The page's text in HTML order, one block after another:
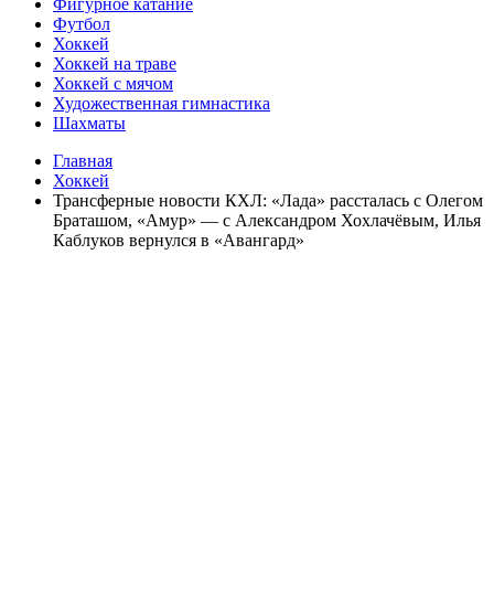
Фигурное катание
Футбол
Хоккей
Хоккей на траве
Хоккей с мячом
Художественная гимнастика
Шахматы
Главная
Хоккей
Трансферные новости КХЛ: «Лада» рассталась с Олегом
Браташом, «Амур» — с Александром Хохлачёвым, Илья
Каблуков вернулся в «Авангард»